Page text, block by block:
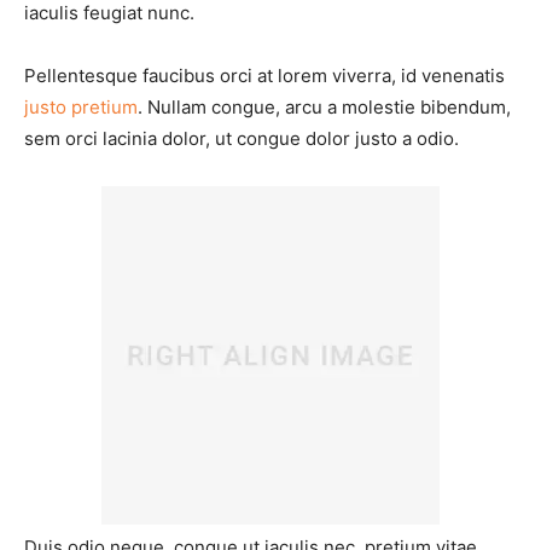
iaculis feugiat nunc.
Pellentesque faucibus orci at lorem viverra, id venenatis
justo pretium. Nullam congue, arcu a molestie bibendum,
sem orci lacinia dolor, ut congue dolor justo a odio.